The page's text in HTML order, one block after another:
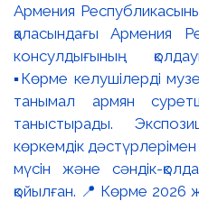
Армения
қаласындағы Армения
консулдығының
▪️Көрме келушілерді
танымал армян
таныстырады.
көркемдік
мүсін және сәндік-
қойылған. 📍 Көрме 2026